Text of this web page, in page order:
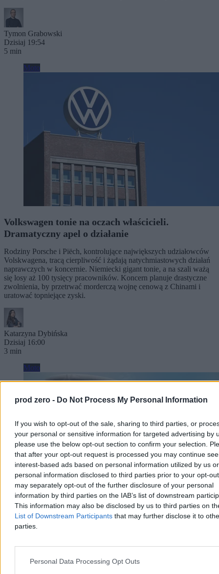
prod zero - Do Not Process My Personal Information
If you wish to opt-out of the sale, sharing to third parties, or
your personal or sensitive information for targeted advertising by
please use the below opt-out section to confirm your selection.
that after your opt-out request is processed you may continue
interest-based ads based on personal information utilized by us or
personal information disclosed to third parties prior to your opt-
may separately opt-out of the further disclosure of your personal
information by third parties on the IAB’s list of downstream
This information may also be disclosed by us to third parties on
List of Downstream Participants that may further disclose it to
parties.
Personal Data Processing Opt Outs
Tymon Grabowski
Dzisiaj 19:54
5 min
Moto
Volkswagen tonie na oczach właścicieli.
Dramatyczny apel o działanie
Rodziny Porsche i Piëch, kontrolujące największych udziałowców
Volskwagena, tracą cierpliwość i żądają natychmiastowych działań
naprawczych w koncernie. Niemiecki gigant tonie, a na szali ważą
się losy aż 100 tysięcy pracowników. Koncern planuje drastyczne
zwolnienia, by przetrwać morderczą wojnę cenową z Chinami i
uratować topniejące zyski.
Katarzyna Dybińska
Dzisiaj 16:00
3 min
Moto
Noga z gazu zawsze, ale dziś szczególnie. Rusza
duża policyjna akcja
piątek 7 sierpnia policja przeprowadzi w całej Polsce akcję